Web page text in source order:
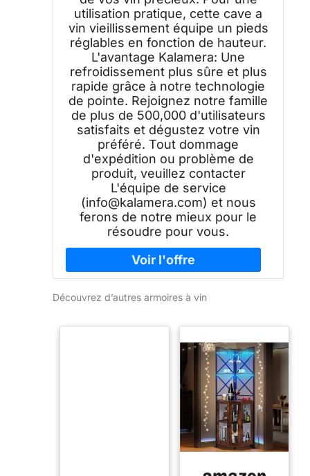
utilisation pratique, cette cave a
vin vieillissement équipe un pieds
réglables en fonction de hauteur.
L'avantage Kalamera: Une
refroidissement plus sûre et plus
rapide grâce à notre technologie
de pointe. Rejoignez notre famille
de plus de 500,000 d'utilisateurs
satisfaits et dégustez votre vin
préféré. Tout dommage
d'expédition ou problème de
produit, veuillez contacter
L'équipe de service
(info@kalamera.com) et nous
ferons de notre mieux pour le
résoudre pour vous.
Découvrez d’autres armoires à vin